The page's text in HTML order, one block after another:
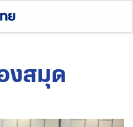
งสมุด